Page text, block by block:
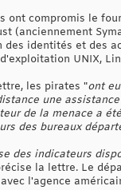
ont compromis le
(anciennement
des identités et des
UNIX,
les pirates "ont
une
de la menace a
des bureaux
des indicateurs
la lettre. Le
l'agence